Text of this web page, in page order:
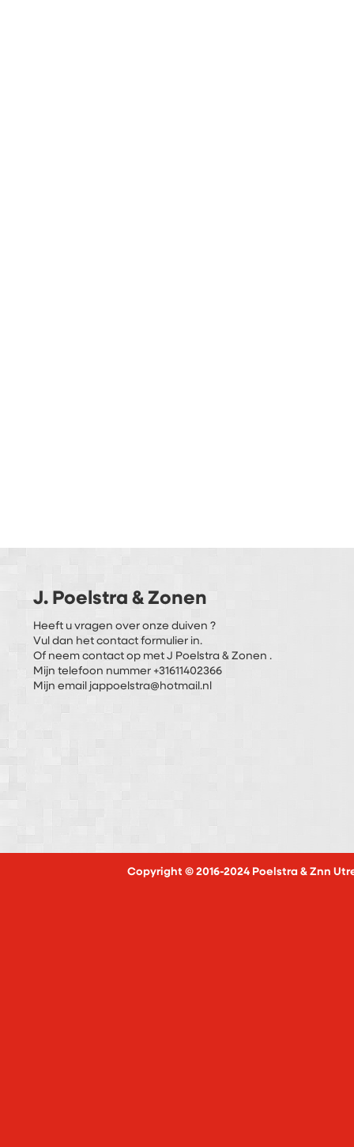
J. Poelstra & Zonen
Heeft u vragen over onze duiven ?
Vul dan het contact formulier in.
Of neem contact op met J Poelstra & Zonen .
Mijn telefoon nummer +31611402366
Mijn email jappoelstra@hotmail.nl
Copyright © 2016-2024 Poelstra & Znn